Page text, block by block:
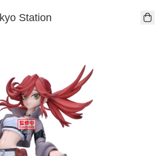
Station